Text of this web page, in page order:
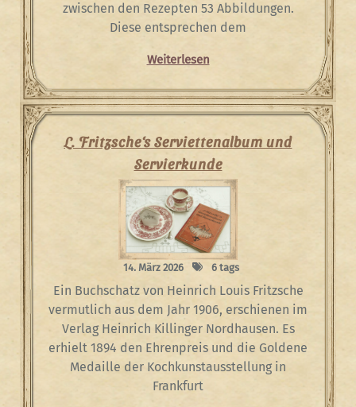
zwischen den Rezepten 53 Abbildungen.
Diese entsprechen dem
Weiterlesen
L. Fritzsche‘s Serviettenalbum und
Servierkunde
14. März 2026 6 tags
Ein Buchschatz von Heinrich Louis Fritzsche
vermutlich aus dem Jahr 1906, erschienen im
Verlag Heinrich Killinger Nordhausen. Es
erhielt 1894 den Ehrenpreis und die Goldene
Medaille der Kochkunstausstellung in
Frankfurt